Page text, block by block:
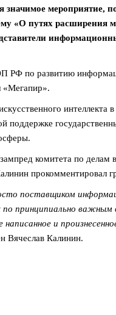
значимое
«О путях расширения
РФ по развитию
«Мегапир».
поддержке
комитета по делам
прокомментировал
поставщиком
по принципиально
и
Вячеслав Калинин.